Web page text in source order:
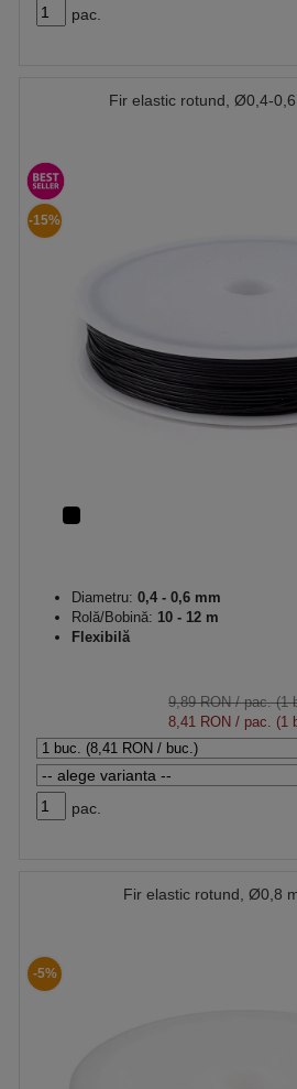
pac.
Fir elastic rotund, Ø0,4-
-15%
Diametru: 0,4 - 0,6 mm
Rolă/Bobină: 10 - 12 m
Flexibilă
9,89 RON/ pac. (1
8,41 RON / pac. (1
pac.
Fir elastic rotund, Ø0,8
-5%